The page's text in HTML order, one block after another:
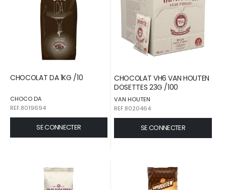
CHOCOLAT DA 1KG /10
CHOCO DA
REF.8019694
SE CONNECTER
CHOCOLAT VH6 VAN HOUTEN
DOSETTES 23G /100
VAN HOUTEN
REF.8020464
SE CONNECTER